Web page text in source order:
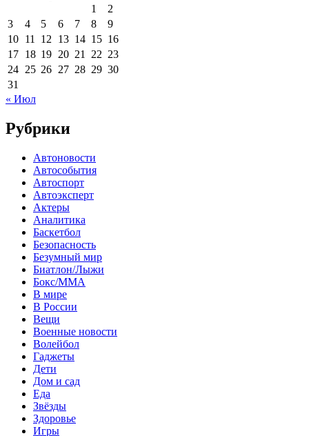
1
2
3
4 5 6 7 8
9
10 11 12 13 14 15 16
17 18 19 20 21 22 23
24 25 26 27 28 29 30
31
« Июл
Рубрики
Автоновости
Автособытия
Автоспорт
Автоэксперт
Актеры
Аналитика
Баскетбол
Безопасность
Безумный мир
Биатлон/Лыжи
Бокс/MMA
В мире
В России
Вещи
Военные новости
Волейбол
Гаджеты
Дети
Дом и сад
Еда
Звёзды
Здоровье
Игры